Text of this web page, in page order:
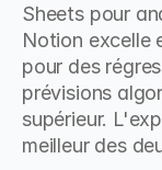
Sheets pour
Notion excelle
pour des
prévisions
supérieur.
meilleur des